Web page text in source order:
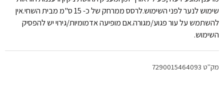
שימוש לנער לפני השימוש.לרסס ממרחק של כ- 15 ס"מ מבית השחי.אין
להשתמש על עור פגוע/מגורה.אם מופיעה אדמומיות/גירוי יש להפסיק
השימוש.
מק"ט 7290015464093